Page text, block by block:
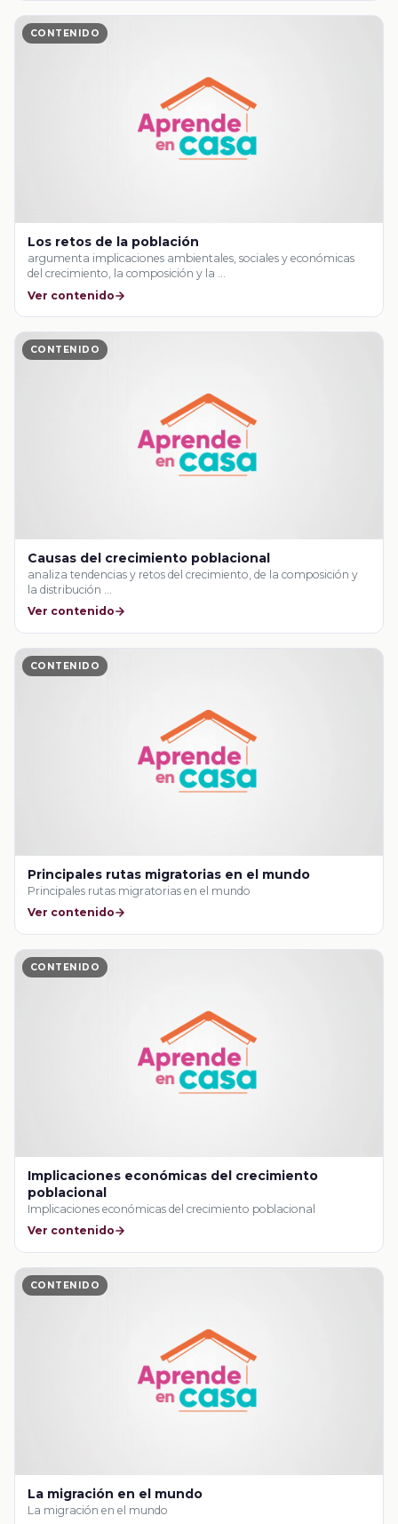
CONTENIDO
Los retos de la población
argumenta implicaciones ambientales, sociales y económicas
del crecimiento, la composición y la …
Ver contenido
CONTENIDO
Causas del crecimiento poblacional
analiza tendencias y retos del crecimiento, de la composición y
la distribución …
Ver contenido
CONTENIDO
Principales rutas migratorias en el mundo
Principales rutas migratorias en el mundo
Ver contenido
CONTENIDO
Implicaciones económicas del crecimiento
poblacional
Implicaciones económicas del crecimiento poblacional
Ver contenido
CONTENIDO
La migración en el mundo
La migración en el mundo